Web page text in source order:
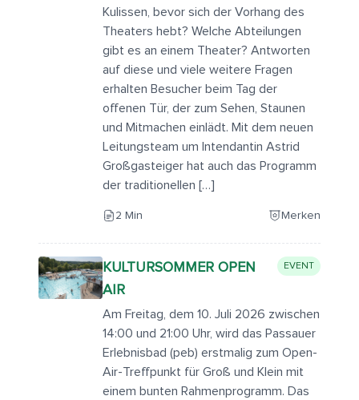
Kulissen, bevor sich der Vorhang des
Theaters hebt? Welche Abteilungen
gibt es an einem Theater? Antworten
auf diese und viele weitere Fragen
erhalten Besucher beim Tag der
offenen Tür, der zum Sehen, Staunen
und Mitmachen einlädt. Mit dem neuen
Leitungsteam um Intendantin Astrid
Großgasteiger hat auch das Programm
der traditionellen […]
2 Min Merken
KULTURSOMMER OPEN
AIR
EVENT
Am Freitag, dem 10. Juli 2026 zwischen
14:00 und 21:00 Uhr, wird das Passauer
Erlebnisbad (peb) erstmalig zum Open-
Air-Treffpunkt für Groß und Klein mit
einem bunten Rahmenprogramm. Das